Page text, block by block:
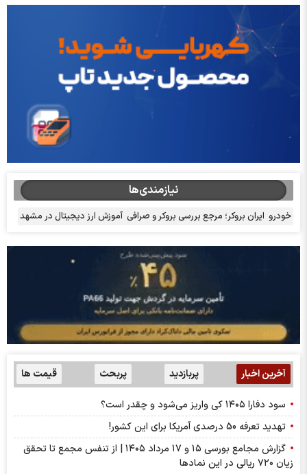
نیازمندی‌ها
خودرو ایران بروکر؛ مرجع بررسی بروکر و صرافی آموزش ارز دیجیتال در مشهد
آخرین اخبار پربازدید پربحث قیمت ها
سود دفارا ۱۴۰۵ کی واریز می‌شود و چقدر است؟
تهدید تعرفه 50 درصدی آمریکا برای این کشور!
گزارش مجامع بورسی ۱۵ و ۱۷ مرداد ۱۴۰۵ | از تنفس مجمع تا تحقق
زیان ۷۲۰ ریالی در این نماد‌ها